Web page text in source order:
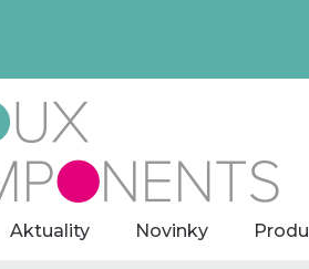
Aktuality Novinky